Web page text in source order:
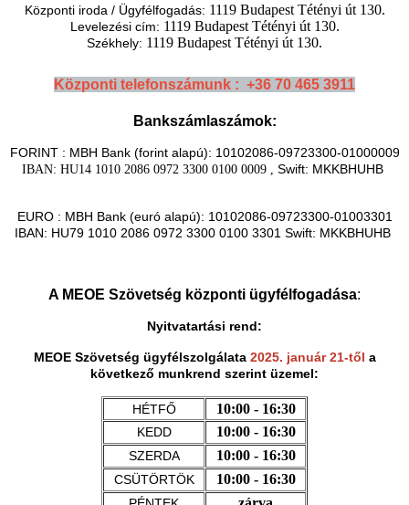
Központi iroda / Ügyfélfogadás: 1119 Budapest Tétényi út 130.
Levelezési cím: 1119 Budapest Tétényi út 130.
Székhely: 1119 Budapest Tétényi út 130.
Központi telefonszámunk : +36 70 465 3911
Bankszámlaszámok:
FORINT : MBH Bank (forint alapú): 10102086-09723300-01000009
IBAN: HU14 1010 2086 0972 3300 0100 0009 , Swift: MKKBHUHB
EURO : MBH Bank (euró alapú): 10102086-09723300-01003301
IBAN: HU79 1010 2086 0972 3300 0100 3301 Swift: MKKBHUHB
A MEOE Szövetség központi ügyfélfogadása:
Nyitvatartási rend:
MEOE Szövetség ügyfélszolgálata 2025. január 21-től a
következő munkrend szerint üzemel:
HÉTFŐ 10:00 - 16:30
KEDD 10:00 - 16:30
SZERDA 10:00 - 16:30
CSÜTÖRTÖK 10:00 - 16:30